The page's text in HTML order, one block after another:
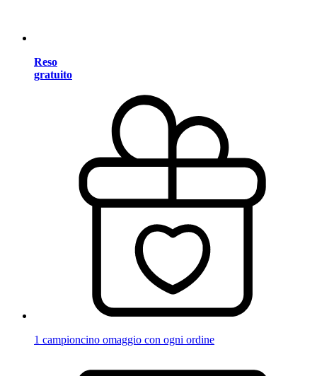
Reso
gratuito
1 campioncino omaggio con ogni ordine